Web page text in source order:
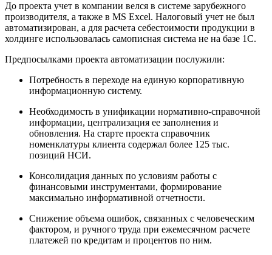
До проекта учет в компании велся в системе зарубежного
производителя, а также в MS Excel. Налоговый учет не был
автоматизирован, а для расчета себестоимости продукции в
холдинге использовалась самописная система не на базе 1С.
Предпосылками проекта автоматизации послужили:
Потребность в переходе на единую корпоративную
информационную систему.
Необходимость в унификации нормативно-справочной
информации, централизация ее заполнения и
обновления. На старте проекта справочник
номенклатуры клиента содержал более 125 тыс.
позиций НСИ.
Консолидация данных по условиям работы с
финансовыми инструментами, формирование
максимально информативной отчетности.
Снижение объема ошибок, связанных с человеческим
фактором, и ручного труда при ежемесячном расчете
платежей по кредитам и процентов по ним.